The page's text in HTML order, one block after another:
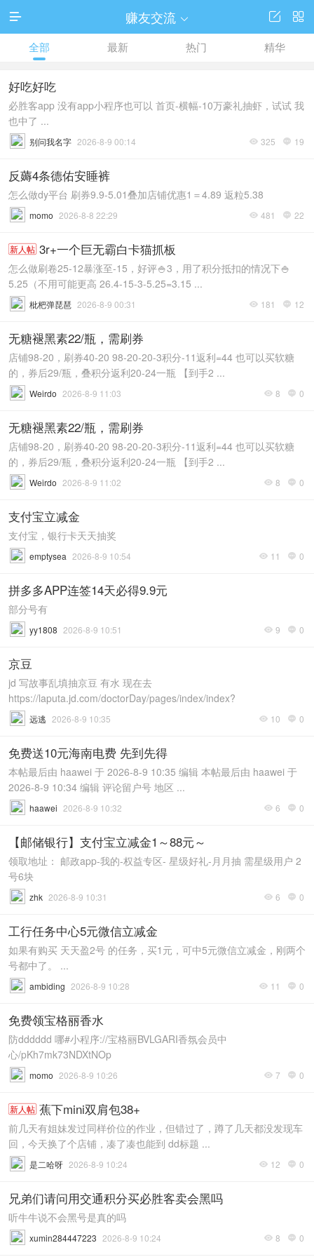
 赚友交流  

全部 最新 热门 精华
好吃好吃
必胜客app 没有app小程序也可以 首页-横幅-10万豪礼抽虾，试试 我
也中了 ...
 325  19
别问我名字 2026-8-9 00:14
反薅4条德佑安睡裤
怎么做dy平台 刷券9.9-5.01叠加店铺优惠1＝4.89 返粒5.38
 481  22
momo 2026-8-8 22:29
新人帖 3r+一个巨无霸白卡猫抓板
怎么做刷卷25-12暴涨至-15，好评🍚3，用了积分抵扣的情况下🍚
5.25（不用可能更高 26.4-15-3-5.25=3.15 ...
 181  12
枇杷弹琵琶 2026-8-9 00:31
无糖褪黑素22/瓶，需刷券
店铺98-20，刷券40-20 98-20-20-3积分-11返利=44 也可以买软糖
的，券后29/瓶，叠积分返利20-24一瓶 【到手2 ...
 8  0
Weirdo 2026-8-9 11:03
无糖褪黑素22/瓶，需刷券
店铺98-20，刷券40-20 98-20-20-3积分-11返利=44 也可以买软糖
的，券后29/瓶，叠积分返利20-24一瓶 【到手2 ...
 8  0
Weirdo 2026-8-9 11:02
支付宝立减金
支付宝，银行卡天天抽奖
 11  0
emptysea 2026-8-9 10:54
拼多多APP连签14天必得9.9元
部分号有
 9  0
yy1808 2026-8-9 10:51
京豆
jd 写故事乱填抽京豆 有水 现在去
https://laputa.jd.com/doctorDay/pages/index/index?
env=1&sourceId=25Y ...
 10  0
远逃 2026-8-9 10:35
免费送10元海南电费 先到先得
本帖最后由 haawei 于 2026-8-9 10:35 编辑 本帖最后由 haawei 于
2026-8-9 10:34 编辑 评论留户号 地区 ...
 6  0
haawei 2026-8-9 10:32
【邮储银行】支付宝立减金1～88元～
领取地址： 邮政app-我的-权益专区- 星级好礼-月月抽 需星级用户 2
号6块
 6  0
zhk 2026-8-9 10:31
工行任务中心5元微信立减金
如果有购买 天天盈2号 的任务，买1元，可中5元微信立减金，刚两个
号都中了。 ...
 11  0
ambiding 2026-8-9 10:28
免费领宝格丽香水
防dddddd 哪#小程序://宝格丽BVLGARI香氛会员中
心/pKh7mk73NDXtNOp
 7  0
momo 2026-8-9 10:26
新人帖 蕉下mini双肩包38+
前几天有姐妹发过同样价位的作业，但错过了，蹲了几天都没发现车
回，今天换了个店铺，凑了凑也能到 dd标题 ...
 12  0
是二哈呀 2026-8-9 10:24
兄弟们请问用交通积分买必胜客卖会黑吗
听牛牛说不会黑号是真的吗
 8  0
xumin284447223 2026-8-9 10:24